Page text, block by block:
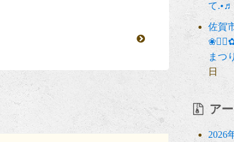
て.•♬
佐賀
まつ
日
ア
2026